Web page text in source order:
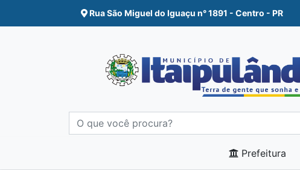
Ir para o conte�do
Ir para o fim do conte�do
Rua São Miguel do Iguaçu n° 1891 - Centro - PR
Prefeitura